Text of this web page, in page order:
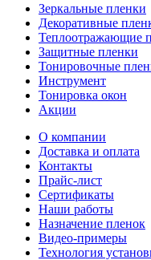
Зеркальные пленки
Декоративные
Теплоотражающие
Защитные пленки
Тонировочные
Инструмент
Тонировка окон
Акции
О компании
Доставка и оплата
Контакты
Прайс-лист
Сертификаты
Наши работы
Назначение пленок
Видео-примеры
Технология